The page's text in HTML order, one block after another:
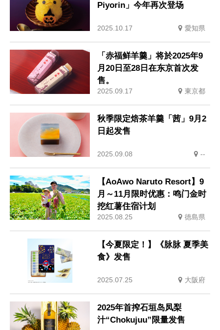
Piyorin」今年再次登场
2025.10.17 愛知県
「赤福鲜羊羹」将於2025年9
月20日至28日在东京首次发
售。
2025.09.17 東京都
秋季限定焙茶羊羹「茜」9月2
日起发售
2025.09.08 --
【AoAwo Naruto Resort】9
月～11月限时优惠：鸣门金时
挖红薯住宿计划
2025.08.25 徳島県
【今夏限定！】《脉脉 夏季美
食》发售
2025.07.25 大阪府
2025年首搾石垣岛凤梨
汁“Chokujuu”限量发售